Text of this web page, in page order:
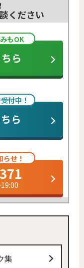
ください
もOK
ら
付中！
ら
せ！
集